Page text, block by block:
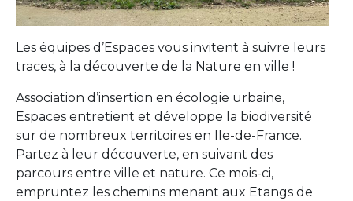
Les équipes d’Espaces vous invitent à suivre leurs
traces, à la découverte de la Nature en ville !
Association d’insertion en écologie urbaine,
Espaces entretient et développe la biodiversité
sur de nombreux territoires en Ile-de-France.
Partez à leur découverte, en suivant des
parcours entre ville et nature. Ce mois-ci,
empruntez les chemins menant aux Etangs de